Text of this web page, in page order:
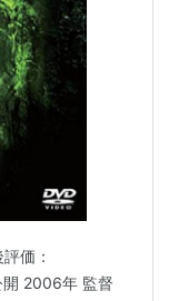
価：
2006年 監督